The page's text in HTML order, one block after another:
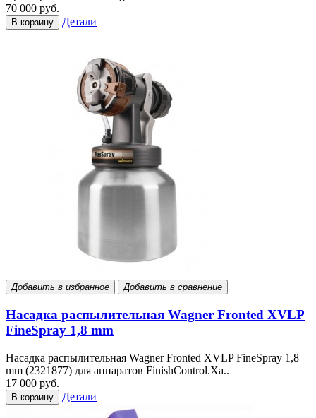
70 000 руб.
В корзину Детали
Добавить в избранное Добавить в сравнение
Насадка распылительная Wagner Fronted XVLP
FineSpray 1,8 mm
Насадка распылительная Wagner Fronted XVLP FineSpray 1,8
mm (2321877) для аппаратов FinishControl.Ха..
17 000 руб.
В корзину Детали